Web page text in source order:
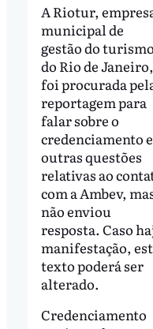
A Riotur,
municipal de
gestão do turismo
do Rio de Janeiro,
foi procurada
reportagem para
falar sobre o
credenciamento e
outras questões
relativas ao
com a Ambev,
não enviou
resposta. Caso
manifestação,
texto poderá ser
alterado.
Credenciamento